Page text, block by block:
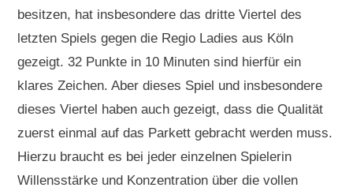
besitzen, hat insbesondere das dritte Viertel des
letzten Spiels gegen die Regio Ladies aus Köln
gezeigt. 32 Punkte in 10 Minuten sind hierfür ein
klares Zeichen. Aber dieses Spiel und insbesondere
dieses Viertel haben auch gezeigt, dass die Qualität
zuerst einmal auf das Parkett gebracht werden muss.
Hierzu braucht es bei jeder einzelnen Spielerin
Willensstärke und Konzentration über die vollen